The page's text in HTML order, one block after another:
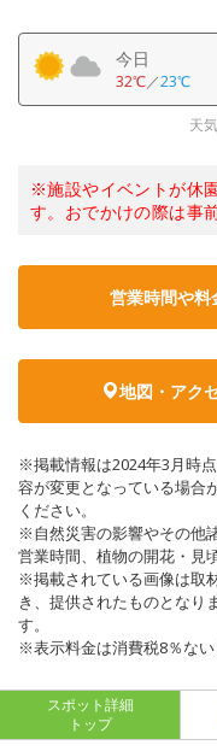
今日
32℃／23℃
天
※施設やイベントが休
す。おでかけの際は事
営業時間や料
地図・アク
※掲載情報は2024年3月時
容が変更となっている場合
ください。
※自然災害の影響やその他
営業時間、植物の開花・見
※掲載されている画像は取
き、提供されたものとなり
す。
※表示料金は消費税8％ない
スポット詳細
トップ